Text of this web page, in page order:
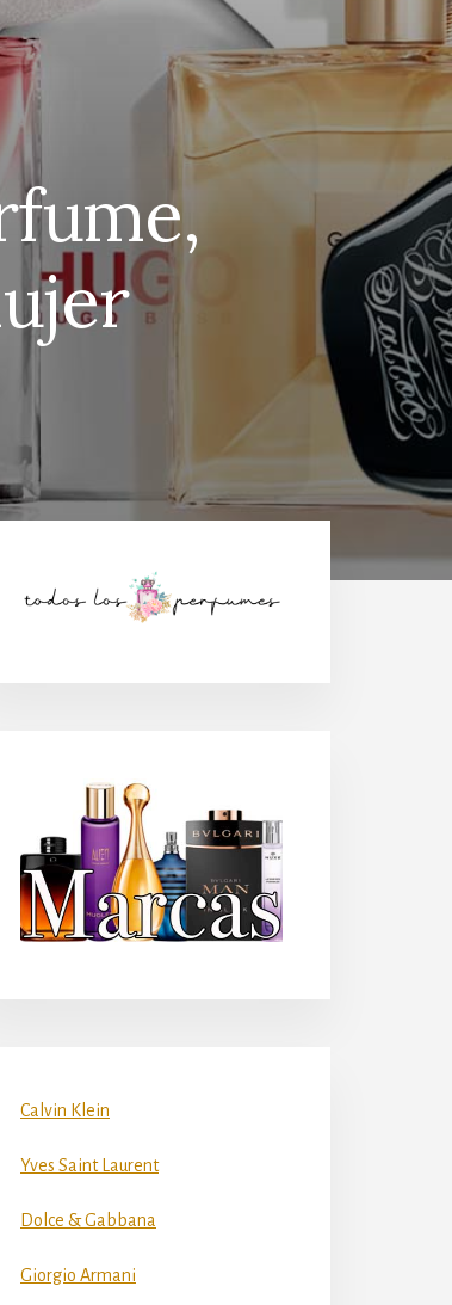
Calvin Klein
Yves Saint Laurent
Dolce & Gabbana
Giorgio Armani